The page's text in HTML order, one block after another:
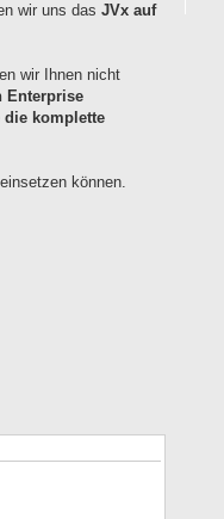
wir uns das JVx auf
wir Ihnen nicht
Enterprise
die komplette
können.